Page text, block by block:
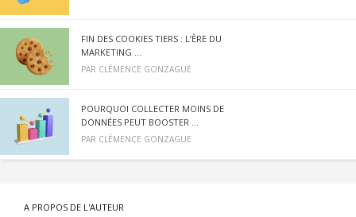
FIN DES COOKIES TIERS : L’ÈRE DU
MARKETING ...
PAR CLÉMENCE GONZAGUE
POURQUOI COLLECTER MOINS DE
DONNÉES PEUT BOOSTER ...
PAR CLÉMENCE GONZAGUE
A PROPOS DE L'AUTEUR